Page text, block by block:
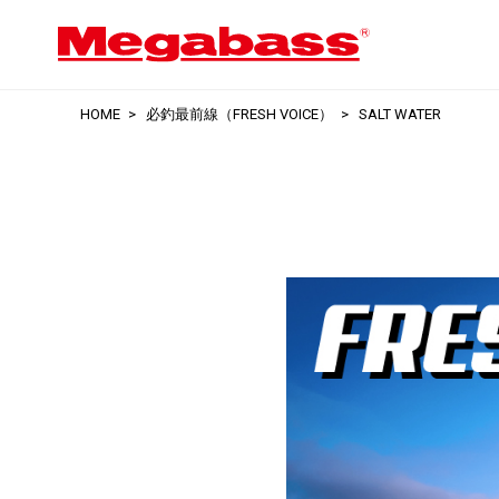
HOME 必釣最前線（FRESH VOICE） SALT WATER